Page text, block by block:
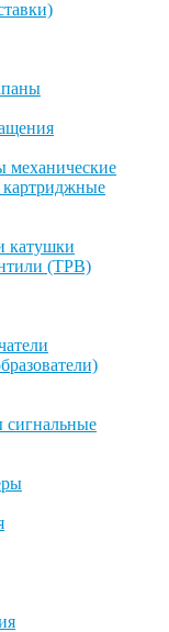
механические
картриджные
катушки
(ТРВ)
сигнальные